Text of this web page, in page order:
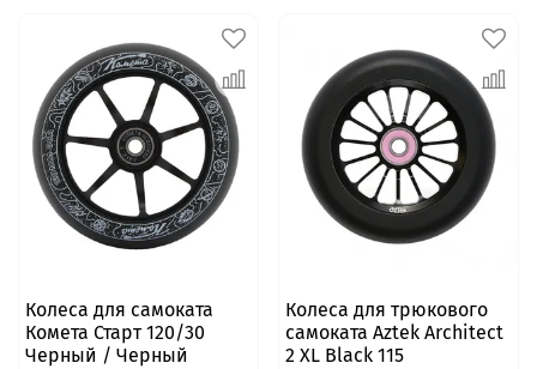
Колеса для самоката
Комета Старт 120/30
Черный / Черный
Колеса для трюкового
самоката Aztek Architect
2 XL Black 115